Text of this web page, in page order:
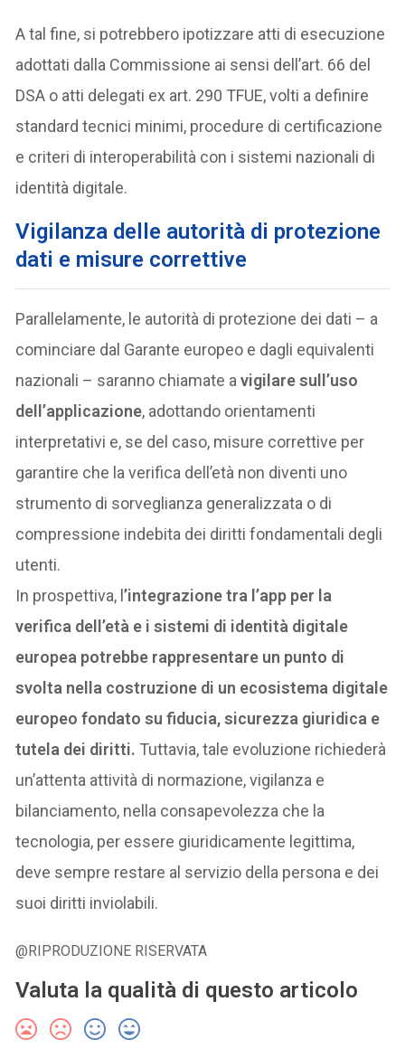
A tal fine, si potrebbero ipotizzare atti di esecuzione
adottati dalla Commissione ai sensi dell’art. 66 del
DSA o atti delegati ex art. 290 TFUE, volti a definire
standard tecnici minimi, procedure di certificazione
e criteri di interoperabilità con i sistemi nazionali di
identità digitale.
Vigilanza delle autorità di protezione
dati e misure correttive
Parallelamente, le autorità di protezione dei dati – a
cominciare dal Garante europeo e dagli equivalenti
nazionali – saranno chiamate avigilare sull’uso
dell’applicazione, adottando orientamenti
interpretativi e, se del caso, misure correttive per
garantire che la verifica dell’età non diventi uno
strumento di sorveglianza generalizzata o di
compressione indebita dei diritti fondamentali degli
utenti.
In prospettiva, l’integrazione tra l’app per la
verifica dell’età e i sistemi di identità digitale
europea potrebbe rappresentare un punto di
svolta nella costruzione di un ecosistema digitale
europeo fondato su fiducia, sicurezza giuridica e
tutela dei diritti. Tuttavia, tale evoluzione richiederà
un’attenta attività di normazione, vigilanza e
bilanciamento, nella consapevolezza che la
tecnologia, per essere giuridicamente legittima,
deve sempre restare al servizio della persona e dei
suoi diritti inviolabili.
@RIPRODUZIONE RISERVATA
Valuta la qualità di questo articolo